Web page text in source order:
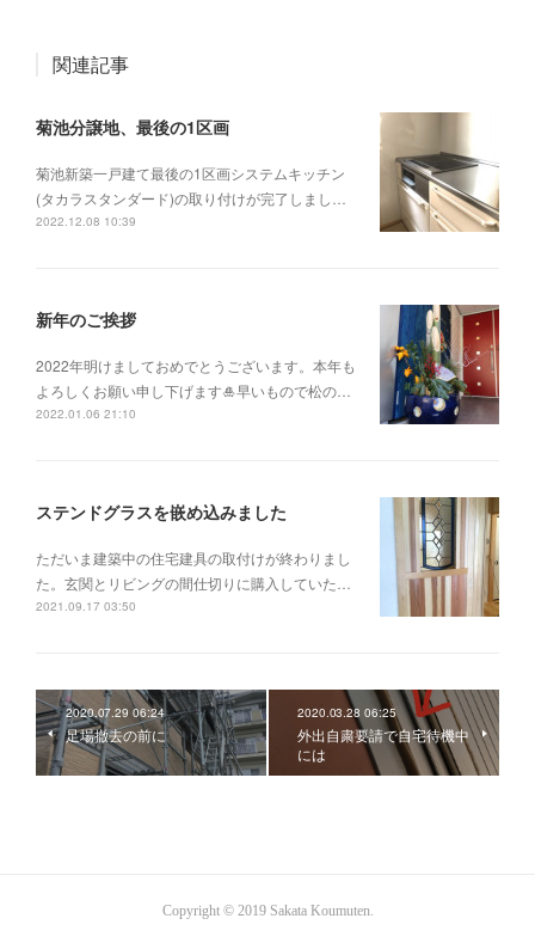
関連記事
菊池分譲地、最後の1区画
菊池新築一戸建て最後の1区画システムキッチン
(タカラスタンダード)の取り付けが完了しまし…
2022.12.08 10:39
新年のご挨拶
2022年明けましておめでとうございます。本年も
よろしくお願い申し下げます🎍早いもので松の…
2022.01.06 21:10
ステンドグラスを嵌め込みました
ただいま建築中の住宅建具の取付けが終わりまし
た。玄関とリビングの間仕切りに購入していた…
2021.09.17 03:50
2020.07.29 06:24
足場撤去の前に
2020.03.28 06:25
外出自粛要請で自宅待機中
には
Copyright © 2019 Sakata Koumuten.